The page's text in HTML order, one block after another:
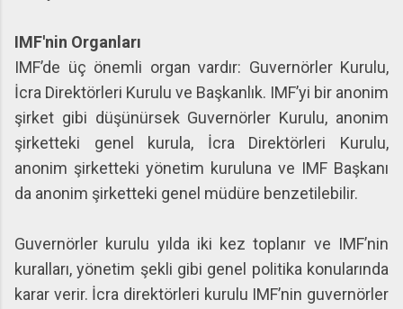
IMF'nin Organları
IMF’de üç önemli organ vardır: Guvernörler Kurulu,
İcra Direktörleri Kurulu ve Başkanlık. IMF’yi bir anonim
şirket gibi düşünürsek Guvernörler Kurulu, anonim
şirketteki genel kurula, İcra Direktörleri Kurulu,
anonim şirketteki yönetim kuruluna ve IMF Başkanı
da anonim şirketteki genel müdüre benzetilebilir.
Guvernörler kurulu yılda iki kez toplanır ve IMF’nin
kuralları, yönetim şekli gibi genel politika konularında
karar verir. İcra direktörleri kurulu IMF’nin guvernörler